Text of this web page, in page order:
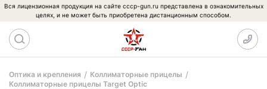
Вся лицензионная продукция на сайте cccp-gun.ru представлена в ознакомительных
целях, и не может быть приобретена дистанционным способом.
Оптика и крепления
Коллиматорные прицелы
Коллиматорные прицелы Target Optic